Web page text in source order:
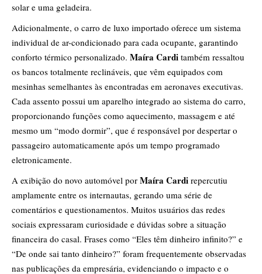
solar e uma geladeira.
Adicionalmente, o carro de luxo importado oferece um sistema
individual de ar-condicionado para cada ocupante, garantindo
conforto térmico personalizado. Maíra Cardi também ressaltou
os bancos totalmente reclináveis, que vêm equipados com
mesinhas semelhantes às encontradas em aeronaves executivas.
Cada assento possui um aparelho integrado ao sistema do carro,
proporcionando funções como aquecimento, massagem e até
mesmo um “modo dormir”, que é responsável por despertar o
passageiro automaticamente após um tempo programado
eletronicamente.
A exibição do novo automóvel por Maíra Cardi repercutiu
amplamente entre os internautas, gerando uma série de
comentários e questionamentos. Muitos usuários das redes
sociais expressaram curiosidade e dúvidas sobre a situação
financeira do casal. Frases como “Eles têm dinheiro infinito?” e
“De onde sai tanto dinheiro?” foram frequentemente observadas
nas publicações da empresária, evidenciando o impacto e o